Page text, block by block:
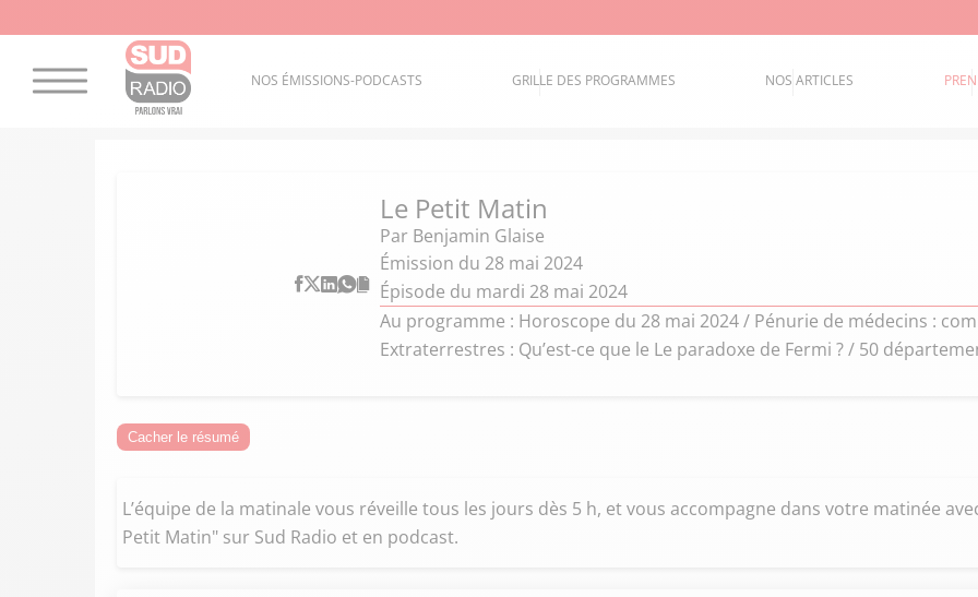
NOS ÉMISSIONS-PODCASTS GRILLE DES PROGRAMMES NOS ARTICLES
Le Petit Matin
Par Benjamin Glaise
Émission du 28 mai 2024
Épisode du mardi 28 mai 2024
Au programme : Horoscope du 28 mai 2024 / Pénurie de médecins :
Extraterrestres : Qu’est-ce que le Le paradoxe de Fermi ? / 50
Cacher le résumé
L’équipe de la matinale vous réveille tous les jours dès 5 h, et vous accompagne dans votre matinée
Petit Matin" sur Sud Radio et en podcast.